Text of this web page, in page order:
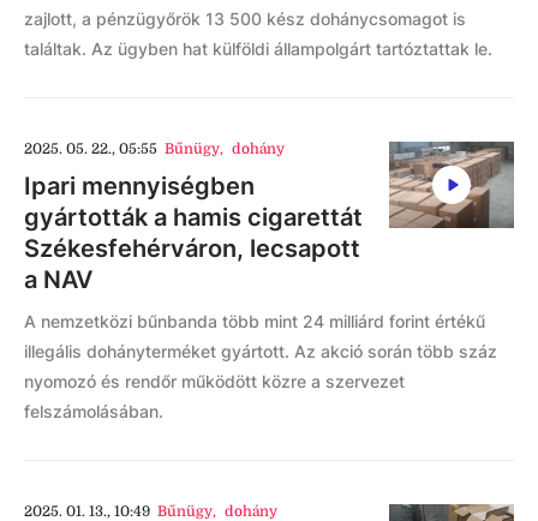
zajlott, a pénzügyőrök 13 500 kész dohánycsomagot is
találtak. Az ügyben hat külföldi állampolgárt tartóztattak le.
2025. 05. 22., 05:55 Bűnügy, dohány
Ipari mennyiségben
gyártották a hamis cigarettát
Székesfehérváron, lecsapott
a NAV
A nemzetközi bűnbanda több mint 24 milliárd forint értékű
illegális dohányterméket gyártott. Az akció során több száz
nyomozó és rendőr működött közre a szervezet
felszámolásában.
2025. 01. 13., 10:49 Bűnügy, dohány